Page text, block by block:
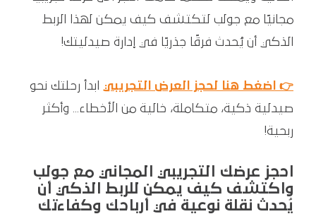
مجانيًا مع جولب لتكتشف كيف يمكن لهذا الربط
الذكي أن يُحدث فرقًا جذريًا في إدارة صيدليتك!
👉 اضغط هنا لحجز العرض التجريبي
ابدأ رحلتك نحو
صيدلية ذكية، متكاملة، خالية من الأخطاء... وأكثر
ربحية!
احجز عرضك التجريبي المجاني مع جولب
واكتشف كيف يمكن للربط الذكي أن
يُحدث نقلة نوعية في أرباحك وكفاءتك